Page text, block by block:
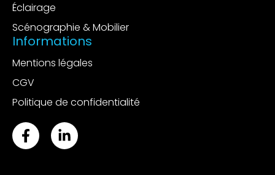
Éclairage
Scénographie & Mobilier
Informations
Mentions légales
CGV
Politique de confidentialité